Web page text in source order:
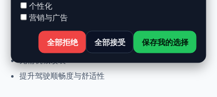
动力提升高达 +30%，扭矩提升 +25%
正常驾驶下优化油耗
可随时恢复原厂设置
无需机械改装
提升驾驶顺畅度与舒适性
个性化
营销与广告
全部拒绝 全部接受 保存我的选择